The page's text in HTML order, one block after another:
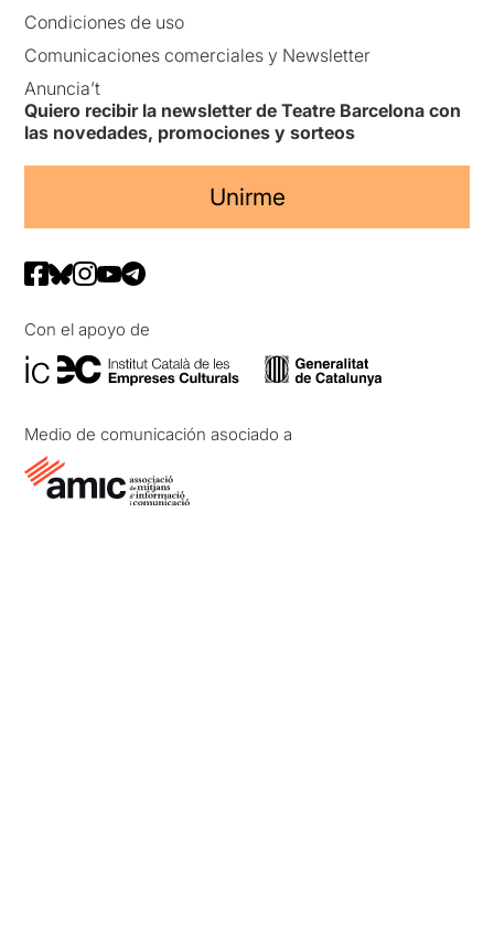
Condiciones de uso
Comunicaciones comerciales y Newsletter
Anuncia’t
Quiero recibir la newsletter de Teatre Barcelona con
las novedades, promociones y sorteos
Unirme
Con el apoyo de
Medio de comunicación asociado a